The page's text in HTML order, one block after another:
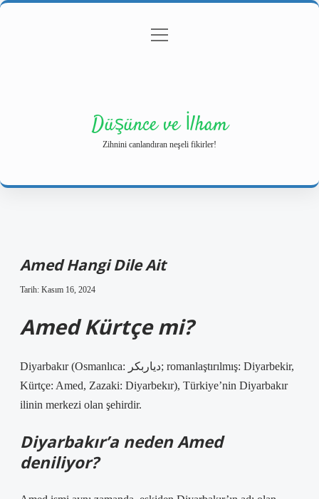
Gizlilik Politikası
menüyü
Düşünce ve İlham
Zihnini canlandıran neşeli fikirler!
Amed Hangi Dile Ait
Tarih: Kasım 16, 2024
Amed Kürtçe mi?
Diyarbakır (Osmanlıca: دیاربكر; romanlaştırılmış: Diyarbekir,
Kürtçe: Amed, Zazaki: Diyarbekır), Türkiye’nin Diyarbakır
ilinin merkezi olan şehirdir.
Diyarbakır’a neden Amed
deniliyor?